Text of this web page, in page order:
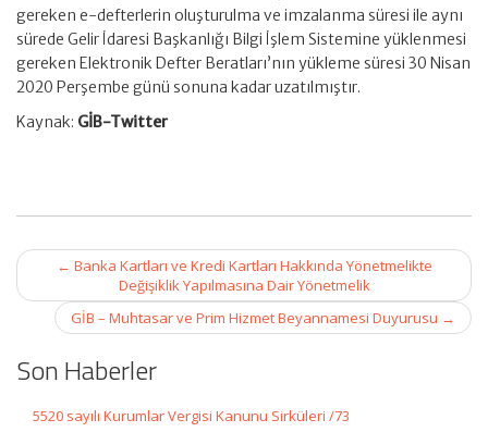
gereken e-defterlerin oluşturulma ve imzalanma süresi ile aynı
sürede Gelir İdaresi Başkanlığı Bilgi İşlem Sistemine yüklenmesi
gereken Elektronik Defter Beratları’nın yükleme süresi 30 Nisan
2020 Perşembe günü sonuna kadar uzatılmıştır.
Kaynak: GİB-Twitter
Post
navigation
← Banka Kartları ve Kredi Kartları Hakkında Yönetmelikte
Değişiklik Yapılmasına Dair Yönetmelik
GİB – Muhtasar ve Prim Hizmet Beyannamesi Duyurusu →
Son Haberler
5520 sayılı Kurumlar Vergisi Kanunu Sirküleri /73